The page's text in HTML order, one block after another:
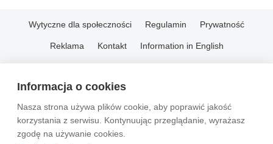
Informacja o cookies
Nasza strona używa plików cookie, aby poprawić jakość
korzystania z serwisu. Kontynuując przeglądanie, wyrażasz
zgodę na używanie cookies.
Wytyczne dla społeczności Regulamin Prywatność
Reklama Kontakt Information in English